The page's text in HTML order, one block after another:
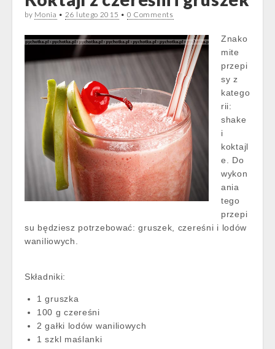
by Monia • 26 lutego 2015 • 0 Comments
Znako
mite
przepi
sy z
katego
rii:
shake
i
koktajl
e. Do
wykon
ania
tego
przepi
su będziesz potrzebować: gruszek, czereśni i lodów
waniliowych.
Składniki:
1 gruszka
100 g czereśni
2 gałki lodów waniliowych
1 szkl maślanki